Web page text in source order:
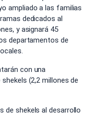
ampliado a las familias
dedicados al
y asignará 45
departamentos de
con una
(2,2 millones de
de shekels al desarrollo